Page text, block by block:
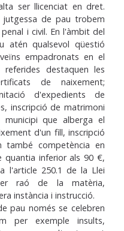
ser llicenciat en dret.
de pau trobem
i civil. En l'àmbit del
atén qualsevol qüestió
empadronats en el
destaquen les
de naixement;
d'expedients de
inscripció de matrimoni
que alberga el
d'un fill, inscripció
competència en
quantia inferior als 90 €,
l'article 250.1 de la Llei
raó de la matèria,
instància i instrucció.
pau només se celebren
per exemple insults,